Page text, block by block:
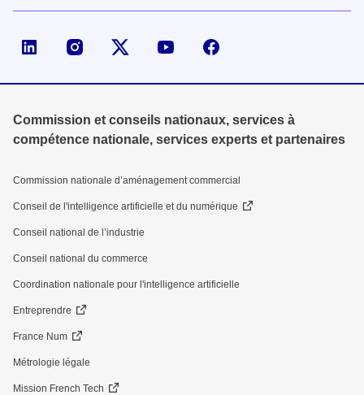
Page LinkedIn de la DGECompte X (ex-Twitter) de la DGE
Commission et conseils nationaux, services à
compétence nationale, services experts et partenaires
Commission nationale d’aménagement commercial
Conseil de l'intelligence artificielle et du numérique
Conseil national de l’industrie
Conseil national du commerce
Coordination nationale pour l'intelligence artificielle
Entreprendre
France Num
Métrologie légale
Mission French Tech